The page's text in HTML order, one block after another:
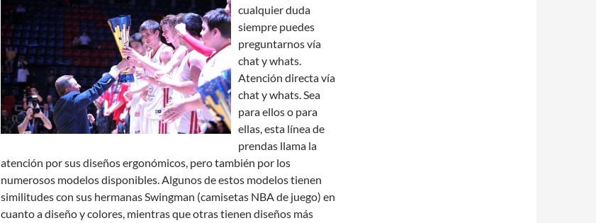
cualquier duda
siempre puedes
preguntarnos vía
chat y whats.
Atención directa vía
chat y whats. Sea
para ellos o para
ellas, esta línea de
prendas llama la
atención por sus diseños ergonómicos, pero también por los
numerosos modelos disponibles. Algunos de estos modelos tienen
similitudes con sus hermanas Swingman (camisetas NBA de juego) en
cuanto a diseño y colores, mientras que otras tienen diseños más